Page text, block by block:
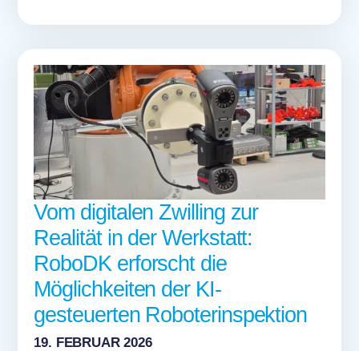
Vom digitalen Zwilling zur
Realität in der Werkstatt:
RoboDK erforscht die
Möglichkeiten der KI-
gesteuerten Roboterinspektion
19. FEBRUAR 2026